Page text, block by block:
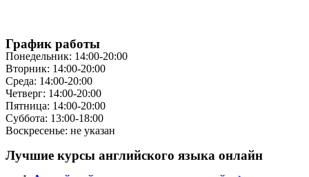
График работы
Понедельник: 14:00-20:00
Вторник: 14:00-20:00
Среда: 14:00-20:00
Четверг: 14:00-20:00
Пятница: 14:00-20:00
Суббота: 13:00-18:00
Воскресенье: не указан
Лучшие курсы английского языка онлайн